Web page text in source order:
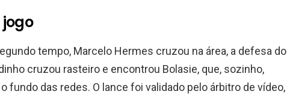
tempo, Marcelo Hermes cruzou na área, a defesa do
cruzou rasteiro e encontrou Bolasie, que, sozinho,
fundo das redes. O lance foi validado pelo árbitro de vídeo,